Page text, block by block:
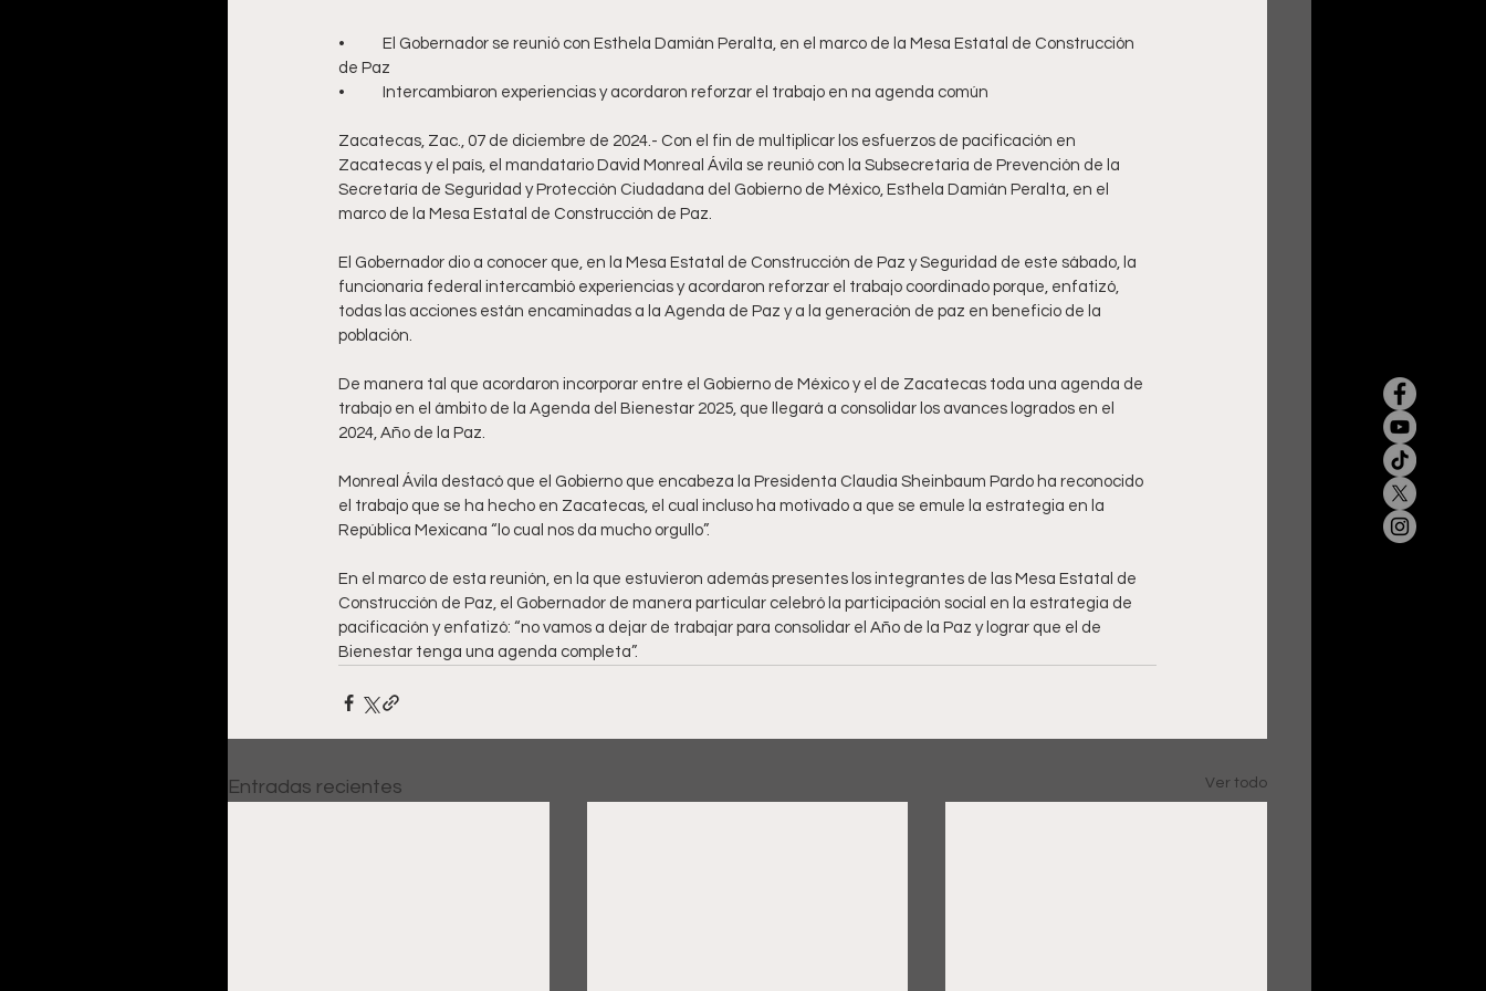
•	El Gobernador se reunió con Esthela Damián Peralta, en el marco de la Mesa Estatal de Construcción
de Paz
•	Intercambiaron experiencias y acordaron reforzar el trabajo en na agenda común
Zacatecas, Zac., 07 de diciembre de 2024.- Con el fin de multiplicar los esfuerzos de pacificación en
Zacatecas y el país, el mandatario David Monreal Ávila se reunió con la Subsecretaria de Prevención de la
Secretaría de Seguridad y Protección Ciudadana del Gobierno de México, Esthela Damián Peralta, en el
marco de la Mesa Estatal de Construcción de Paz.
El Gobernador dio a conocer que, en la Mesa Estatal de Construcción de Paz y Seguridad de este sábado, la
funcionaria federal intercambió experiencias y acordaron reforzar el trabajo coordinado porque, enfatizó,
todas las acciones están encaminadas a la Agenda de Paz y a la generación de paz en beneficio de la
población.
De manera tal que acordaron incorporar entre el Gobierno de México y el de Zacatecas toda una agenda de
trabajo en el ámbito de la Agenda del Bienestar 2025, que llegará a consolidar los avances logrados en el
2024, Año de la Paz.
Monreal Ávila destacó que el Gobierno que encabeza la Presidenta Claudia Sheinbaum Pardo ha reconocido
el trabajo que se ha hecho en Zacatecas, el cual incluso ha motivado a que se emule la estrategia en la
República Mexicana “lo cual nos da mucho orgullo”.
En el marco de esta reunión, en la que estuvieron además presentes los integrantes de las Mesa Estatal de
Construcción de Paz, el Gobernador de manera particular celebró la participación social en la estrategia de
pacificación y enfatizó: “no vamos a dejar de trabajar para consolidar el Año de la Paz y lograr que el de
Bienestar tenga una agenda completa”.
Entradas recientes Ver todo